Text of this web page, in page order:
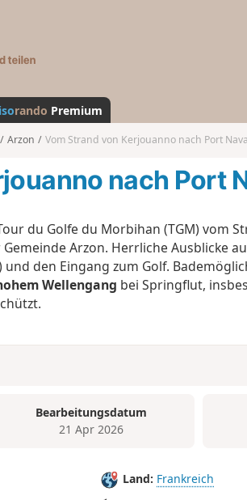
a
n
d
rando Premium
Arzon Vom Strand von Kerjouanno nach Port
nach Port
du Golfe du Morbihan (TGM) vom
Arzon. Herrliche Ausblicke
den Eingang zum Golf.
Wellengang bei Springflut,
Bearbeitungsdatum
21 Apr 2026
Land: Frankreich